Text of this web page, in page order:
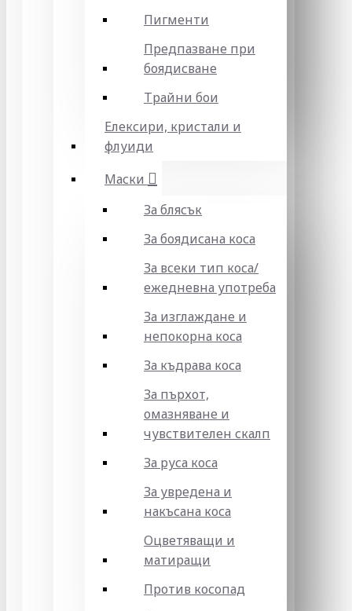
Пигменти
Предпазване при
боядисване
Трайни бои
Елексири, кристали и
флуиди
Маски
За блясък
За боядисана коса
За всеки тип коса/
ежедневна употреба
За изглаждане и
непокорна коса
За къдрава коса
За пърхот,
омазняване и
чувствителен скалп
За руса коса
За увредена и
накъсана коса
Оцветяващи и
матиращи
Против косопад